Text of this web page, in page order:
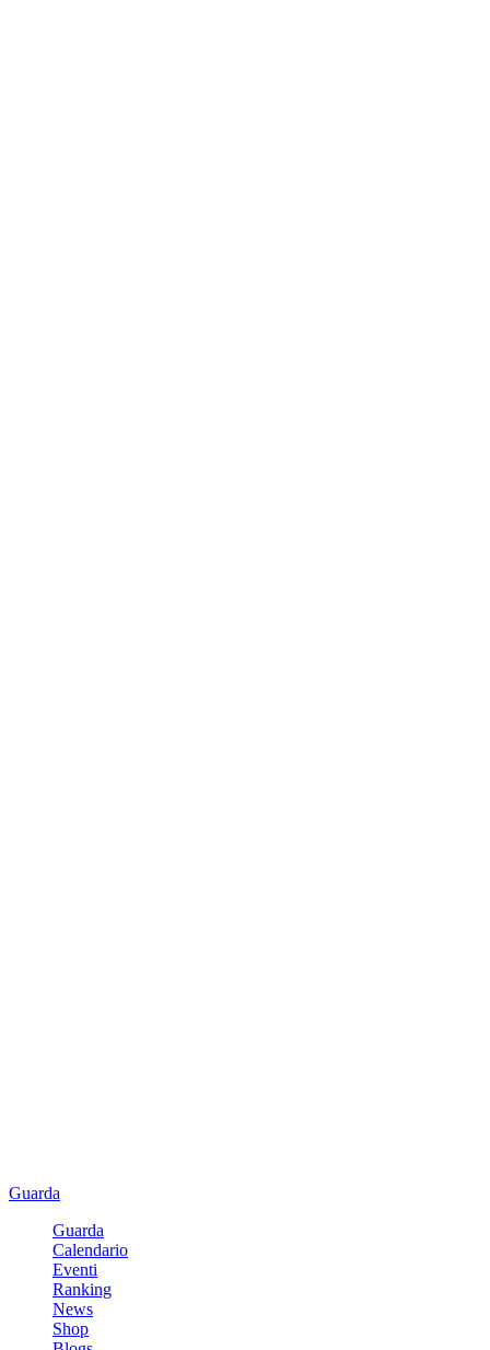
Guarda
Guarda
Calendario
Eventi
Ranking
News
Shop